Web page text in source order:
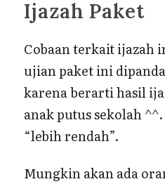
Ijazah Paket
Cobaan terkait ijazah
ujian paket ini
karena berarti hasil
anak putus sekolah
“lebih rendah”.
Mungkin akan ada